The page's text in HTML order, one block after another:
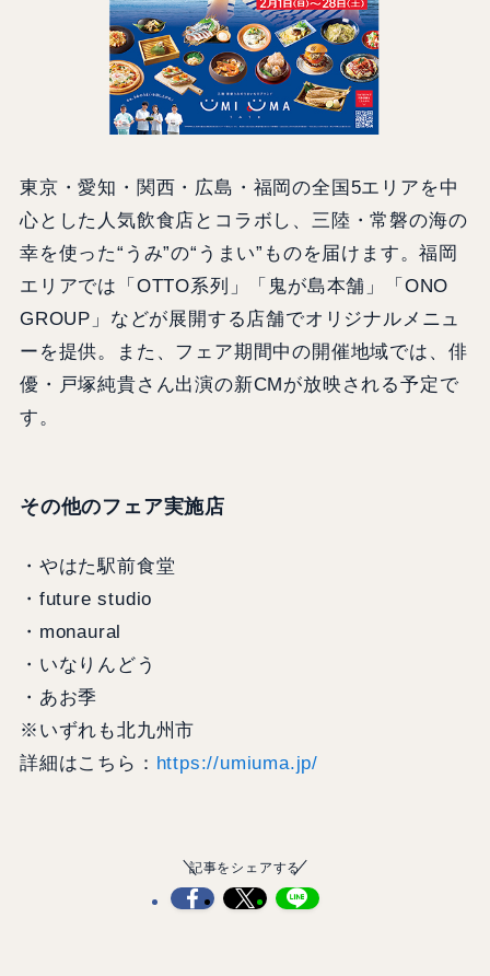
東京・愛知・関西・広島・福岡の全国5エリアを中
心とした人気飲食店とコラボし、三陸・常磐の海の
幸を使った“うみ”の“うまい”ものを届けます。福岡
エリアでは「OTTO系列」「鬼が島本舗」「ONO
GROUP」などが展開する店舗でオリジナルメニュ
ーを提供。また、フェア期間中の開催地域では、俳
優・戸塚純貴さん出演の新CMが放映される予定で
す。
その他のフェア実施店
・やはた駅前食堂
・future studio
・monaural
・いなりんどう
・あお季
※いずれも北九州市
詳細はこちら： https://umiuma.jp/
記事をシェアする